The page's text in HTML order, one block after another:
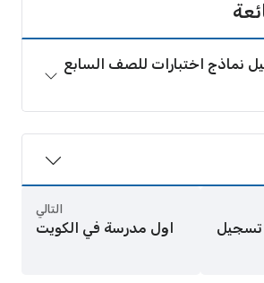
نماذج اختبارات للصف السابع
تسجيل
التالي
اول مدرسة في الكويت